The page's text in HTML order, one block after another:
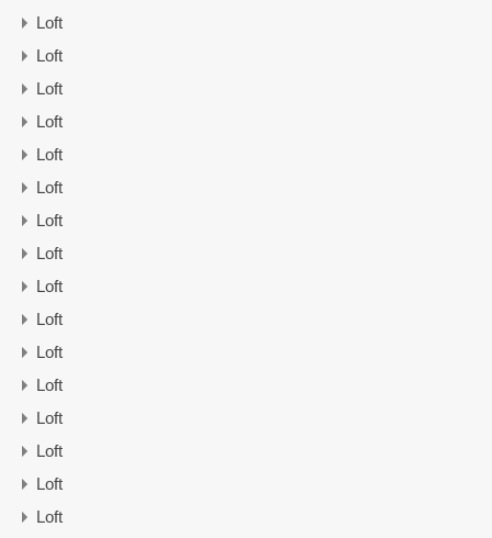
Loft
Loft
Loft
Loft
Loft
Loft
Loft
Loft
Loft
Loft
Loft
Loft
Loft
Loft
Loft
Loft